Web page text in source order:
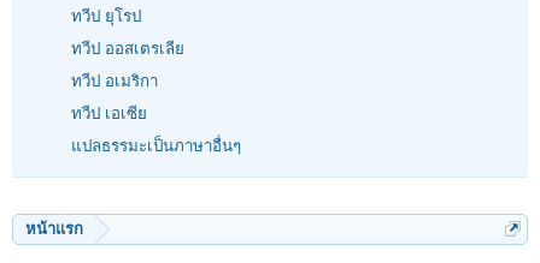
ทวีป ยุโรป
ทวีป ออสเตรเลีย
ทวีป อเมริกา
ทวีป เอเซีย
แปลธรรมะเป็นภาษาอื่นๆ
หน้าแรก